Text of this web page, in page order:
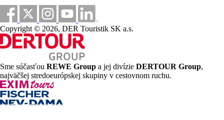
Copyright © 2026, DER Touristik SK a.s.
Sme súčasťou REWE Group a jej divízie DERTOUR Group,
najväčšej stredoeurópskej skupiny v cestovnom ruchu.